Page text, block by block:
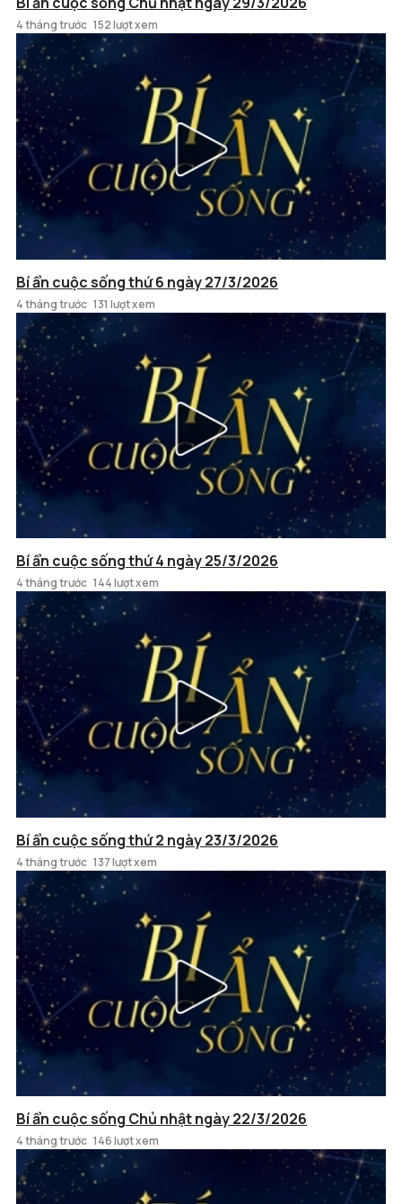
4 tháng trước 152 lượt xem
Bí ẩn cuộc sống thứ 6 ngày 27/3/2026
4 tháng trước 131 lượt xem
Bí ẩn cuộc sống thứ 4 ngày 25/3/2026
4 tháng trước 144 lượt xem
Bí ẩn cuộc sống thứ 2 ngày 23/3/2026
4 tháng trước 137 lượt xem
Bí ẩn cuộc sống Chủ nhật ngày 22/3/2026
4 tháng trước 146 lượt xem